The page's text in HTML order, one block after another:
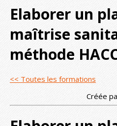
Elaborer un
maîtrise
méthode
<< Toutes les formations
Créée